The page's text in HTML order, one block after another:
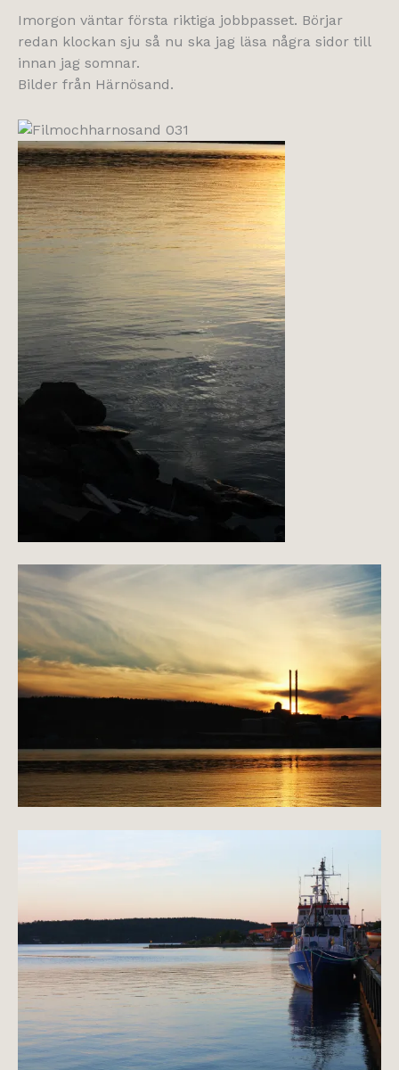
Imorgon väntar första riktiga jobbpasset. Börjar
redan klockan sju så nu ska jag läsa några sidor till
innan jag somnar.
Bilder från Härnösand.